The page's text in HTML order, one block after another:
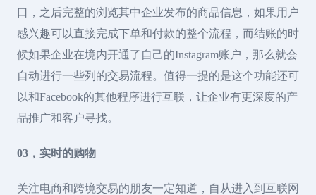
口，之后完整的浏览其中企业发布的商品信息，如果用户
感兴趣可以直接完成下单和付款的整个流程，而结账的时
候如果企业在境内开通了自己的Instagram账户，那么就会
自动进行一些列的交易流程。值得一提的是这个功能还可
以和Facebook的其他程序进行互联，让企业有更深度的产
品推广和客户寻找。
03，实时的购物
关注电商和跨境交易的朋友一定知道，自从进入到互联网